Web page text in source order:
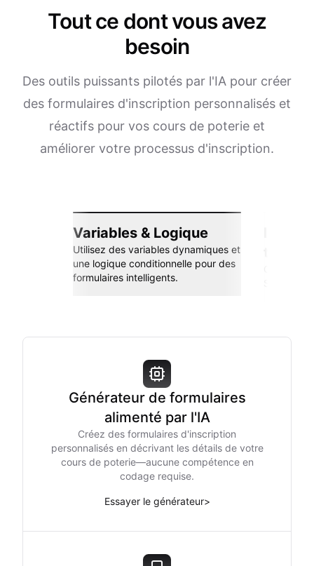
Tout ce dont vous avez
besoin
Des outils puissants pilotés par l'IA pour créer
des formulaires d'inscription personnalisés et
réactifs pour vos cours de poterie et
améliorer votre processus d'inscription.
Variables & Logique
Utilisez des variables dynamiques et
une logique conditionnelle pour des
formulaires intelligents.
Générateur de formulaires
alimenté par l'IA
Créez des formulaires d'inscription
personnalisés en décrivant les détails de votre
cours de poterie—aucune compétence en
codage requise.
Essayer le générateur>